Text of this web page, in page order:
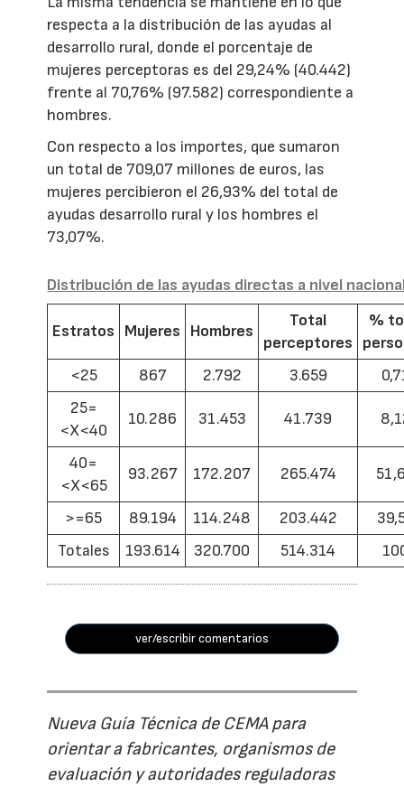
respecta a la distribución de las ayudas al
desarrollo rural, donde el porcentaje de
mujeres perceptoras es del 29,24% (40.442)
frente al 70,76% (97.582) correspondiente a
hombres.
Con respecto a los importes, que sumaron
un total de 709,07 millones de euros, las
mujeres percibieron el 26,93% del total de
ayudas desarrollo rural y los hombres el
73,07%.
Distribución de las ayudas directas a nivel
Estratos Mujeres Hombres
Total
perceptores
%
<25
867 2.792 3.659
25=
<X<40
10.286 31.453 41.739
40=
<X<65
93.267 172.207 265.474
>=65 89.194 114.248 203.442
Totales
193.614 320.700 514.314
ver/escribir comentarios
Nueva Guía Técnica de CEMA para
orientar a fabricantes, organismos de
evaluación y autoridades reguladoras